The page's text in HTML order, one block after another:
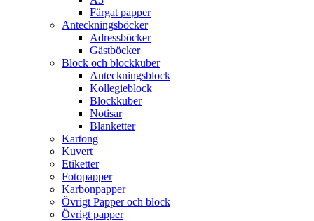
Färgat papper
Anteckningsböcker
Adressböcker
Gästböcker
Block och blockkuber
Anteckningsblock
Kollegieblock
Blockkuber
Notisar
Blanketter
Kartong
Kuvert
Etiketter
Fotopapper
Karbonpapper
Övrigt Papper och block
Övrigt papper